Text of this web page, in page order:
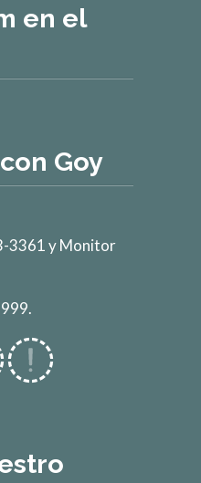
en el
Goy
3361 y Monitor